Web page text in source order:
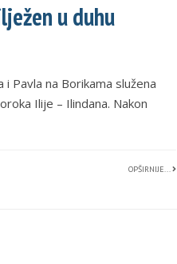
u duhu
Pavla na Borikama služena
Ilije – Ilindana. Nakon
OPŠIRNIJE...